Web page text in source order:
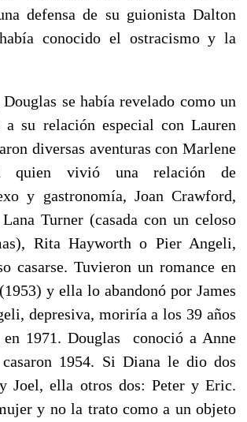
defensa de su guionista Dalton
conocido el ostracismo y la
se había revelado como un
a su relación especial con Lauren
diversas aventuras con Marlene
quien vivió una relación de
y gastronomía, Joan Crawford,
Turner (casada con un celoso
Rita Hayworth o Pier Angeli,
casarse. Tuvieron un romance en
(1953) y ella lo abandonó por James
depresiva, moriría a los 39 años
en 1971. Douglas conoció a Anne
1954. Si Diana le dio dos
Joel, ella otros dos: Peter y Eric.
y no la trato como a un objeto